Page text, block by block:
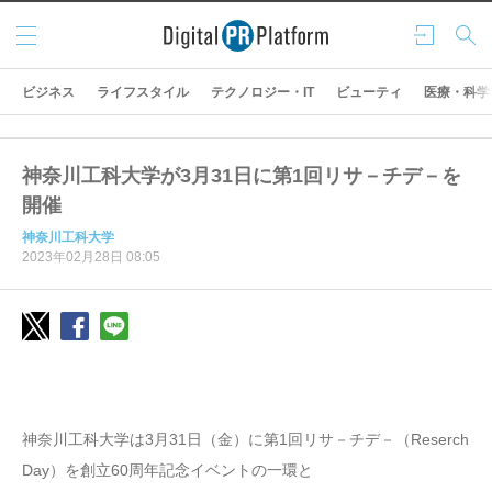
ログ
イン
検索
メニ
ュー
ビジネス ライフスタイル テクノロジー・IT ビューティ 医療・科学
神奈川工科大学が3月31日に第1回リサ－チデ－を
開催
神奈川工科大学
2023年02月28日 08:05
神奈川工科大学は3月31日（金）に第1回リサ－チデ－（Reserch
Day）を創立60周年記念イベントの一環と